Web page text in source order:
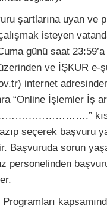
şartlarına uyan ve
isteyen
günü saat
ve İŞKUR e-
internet
“Online İşlemler
seçerek başvuru
Başvuruda sorun
personelinden